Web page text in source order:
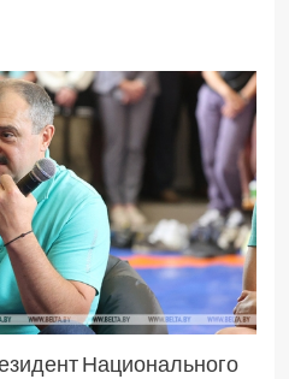
Национального